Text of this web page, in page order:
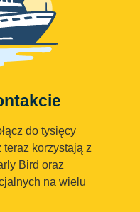
do tysięcy
teraz korzystają z
Bird oraz
na wielu